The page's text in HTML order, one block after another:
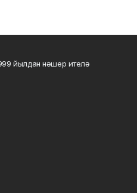
йылдан нәшер ителә